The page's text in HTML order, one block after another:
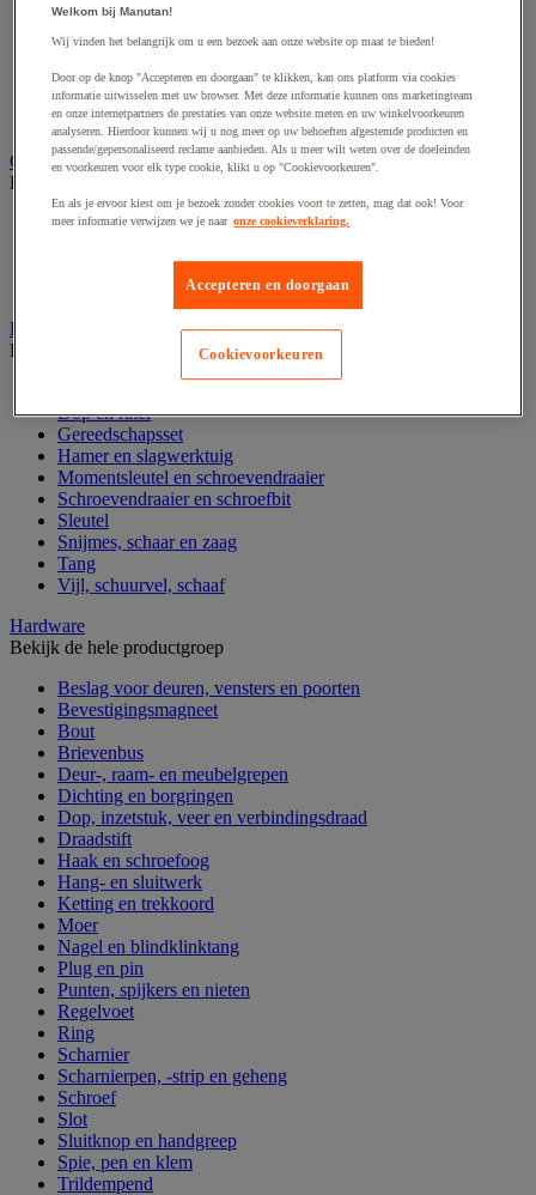
Accessoires voor elektrisch schakelpaneel
Batterij, oplader en kabel
Elektrische uitrusting
Verlengsnoer, stekkerdoos en kapelhaspel
Wandcontactdoos en schakelaar
Gereedschap opbergen
Bekijk de hele productgroep
Assortimentsdoos en gereedschapkoffer
Gereedschapskoffer en versterkte kist
Verrijdbare werktafel
Handgereedschap
Bekijk de hele productgroep
Dop en ratel
Gereedschapsset
Hamer en slagwerktuig
Momentsleutel en schroevendraaier
Schroevendraaier en schroefbit
Sleutel
Snijmes, schaar en zaag
Tang
Vijl, schuurvel, schaaf
Hardware
Bekijk de hele productgroep
Beslag voor deuren, vensters en poorten
Bevestigingsmagneet
Bout
Brievenbus
Deur-, raam- en meubelgrepen
Dichting en borgringen
Dop, inzetstuk, veer en verbindingsdraad
Draadstift
Haak en schroefoog
Hang- en sluitwerk
Ketting en trekkoord
Moer
Nagel en blindklinktang
Plug en pin
Punten, spijkers en nieten
Regelvoet
Ring
Scharnier
Scharnierpen, -strip en geheng
Schroef
Slot
Sluitknop en handgreep
Spie, pen en klem
Trildempend
Welkom bij Manutan!
Wij vinden het belangrijk om u een bezoek aan onze website op maat te bieden!
Door op de knop "Accepteren en doorgaan" te klikken, kan ons platform via cookies
informatie uitwisselen met uw browser. Met deze informatie kunnen ons marketingteam
en onze internetpartners de prestaties van onze website meten en uw winkelvoorkeuren
analyseren. Hierdoor kunnen wij u nog meer op uw behoeften afgestemde producten en
passende/gepersonaliseerd reclame aanbieden. Als u meer wilt weten over de doeleinden
en voorkeuren voor elk type cookie, klikt u op "Cookievoorkeuren".
En als je ervoor kiest om je bezoek zonder cookies voort te zetten, mag dat ook! Voor
meer informatie verwijzen we je naar onze cookieverklaring.
Accepteren en doorgaan
Cookievoorkeuren